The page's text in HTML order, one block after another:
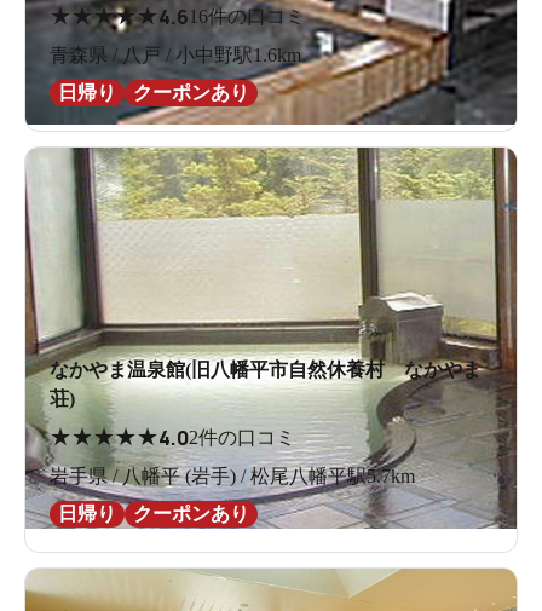
★ ★★★★4.616件の口コミ
青森県 / 八戸 / 小中野駅1.6km
日帰り
クーポンあり
なかやま温泉館(旧八幡平市自然休養村 なかやま
荘)
★★★★★4.02件の口コミ
岩手県 / 八幡平 (岩手) / 松尾八幡平駅5.7km
日帰り
クーポンあり